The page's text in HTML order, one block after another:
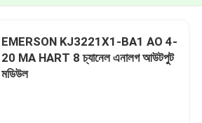
EMERSON KJ3221X1-BA1 AO 4-
20 MA HART 8 চ্যানেল এনালগ আউটপুট
মডিউল